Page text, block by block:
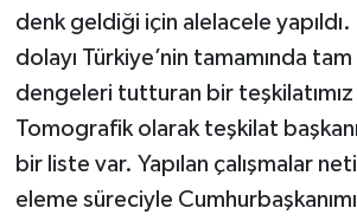
denk geldiği için alelacele
dolayı Türkiye’nin tamamında tam
dengeleri tutturan bir
Tomografik olarak teşkilat
bir liste var. Yapılan çalışmalar
eleme süreciyle